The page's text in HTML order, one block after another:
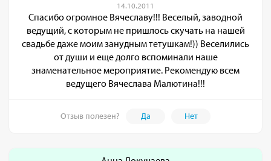
14.10.2011
Спасибо огромное Вячеславу!!! Веселый, заводной
ведущий, с которым не пришлось скучать на нашей
свадьбе даже моим занудным тетушкам!)) Веселились
от души и еще долго вспоминали наше
знаменательное мероприятие. Рекомендую всем
ведущего Вячеслава Малютина!!!
Отзыв полезен? Да Нет